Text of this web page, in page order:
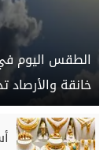
الطقس اليوم
خانقة والأرصاد